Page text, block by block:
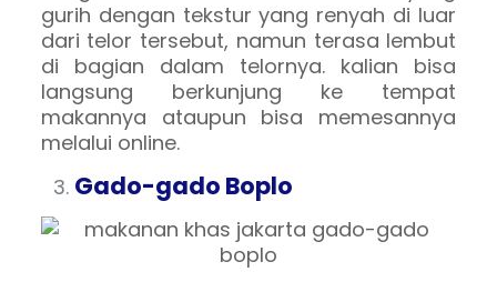
gurih dengan tekstur yang renyah di luar
dari telor tersebut, namun terasa lembut
di bagian dalam telornya. kalian bisa
langsung berkunjung ke tempat
makannya ataupun bisa memesannya
melalui online.
Gado-gado Boplo